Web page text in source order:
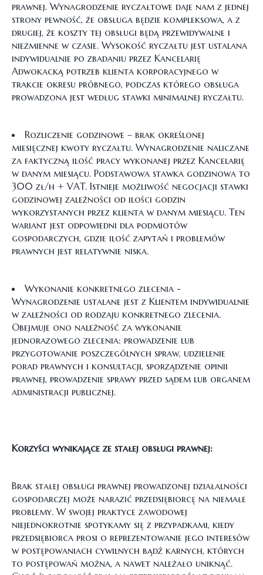
prawnej. Wynagrodzenie ryczałtowe daje nam z jednej
strony pewność, że obsługa będzie kompleksowa, a z
drugiej, że koszty tej obsługi będą przewidywalne i
niezmienne w czasie. Wysokość ryczałtu jest ustalana
indywidualnie po zbadaniu przez Kancelarię
Adwokacką potrzeb klienta korporacyjnego w
trakcie okresu próbnego, podczas którego obsługa
prowadzona jest według stawki minimalnej ryczałtu.
Rozliczenie godzinowe – brak określonej
miesięcznej kwoty ryczałtu. Wynagrodzenie naliczane
za faktyczną ilość pracy wykonanej przez Kancelarię
w danym miesiącu. Podstawowa stawka godzinowa to
300 zł/h + VAT. Istnieje możliwość negocjacji stawki
godzinowej zależności od ilości godzin
wykorzystanych przez klienta w danym miesiącu. Ten
wariant jest odpowiedni dla podmiotów
gospodarczych, gdzie ilość zapytań i problemów
prawnych jest relatywnie niska.
Wykonanie konkretnego zlecenia -
Wynagrodzenie ustalane jest z Klientem indywidualnie
w zależności od rodzaju konkretnego zlecenia.
Obejmuje ono należność za wykonanie
jednorazowego zlecenia: prowadzenie lub
przygotowanie poszczególnych spraw, udzielenie
porad prawnych i konsultacji, sporządzenie opinii
prawnej, prowadzenie sprawy przed sądem lub organem
administracji publicznej.
Korzyści wynikające ze stałej obsługi prawnej:
Brak stałej obsługi prawnej prowadzonej działalności
gospodarczej może narazić przedsiębiorcę na niemałe
problemy. W swojej praktyce zawodowej
niejednokrotnie spotykamy się z przypadkami, kiedy
przedsiębiorca prosi o reprezentowanie jego interesów
w postępowaniach cywilnych bądź karnych, których
to postępowań można, a nawet należało uniknąć.